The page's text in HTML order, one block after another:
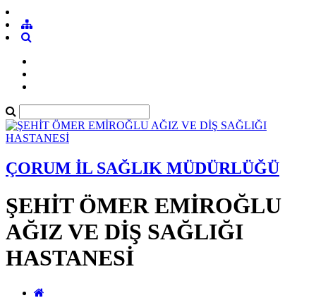
ÇORUM İL SAĞLIK MÜDÜRLÜĞÜ
ŞEHİT ÖMER EMİROĞLU
AĞIZ VE DİŞ SAĞLIĞI
HASTANESİ